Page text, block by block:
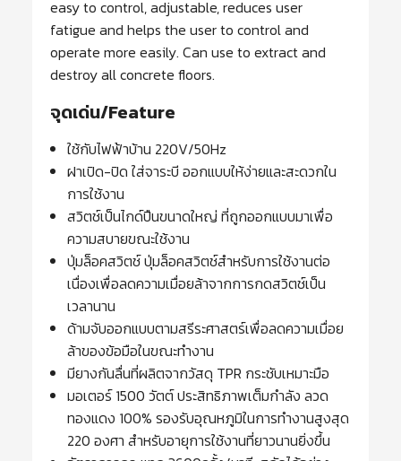
easy to control, adjustable, reduces user
fatigue and helps the user to control and
operate more easily. Can use to extract and
destroy all concrete floors.
จุดเด่น/Feature
ใช้กับไฟฟ้าบ้าน 220V/50Hz
ฝาเปิด-ปิด ใส่จาระบี ออกแบบให้ง่ายและสะดวกใน
การใช้งาน
สวิตช์เป็นไกด์ปืนขนาดใหญ่ ที่ถูกออกแบบมาเพื่อ
ความสบายขณะใช้งาน
ปุ่มล็อคสวิตช์ ปุ่มล็อคสวิตช์สำหรับการใช้งานต่อ
เนื่องเพื่อลดความเมื่อยล้าจากการกดสวิตช์เป็น
เวลานาน
ด้ามจับออกแบบตามสรีระศาสตร์เพื่อลดความเมื่อย
ล้าของข้อมือในขณะทำงาน
มียางกันลื่นที่ผลิตจากวัสดุ TPR กระชับเหมาะมือ
มอเตอร์ 1500 วัตต์ ประสิทธิภาพเต็มกำลัง ลวด
ทองแดง 100% รองรับอุณหภูมิในการทำงานสูงสุด
220 องศา สำหรับอายุการใช้งานที่ยาวนานยิ่งขึ้น